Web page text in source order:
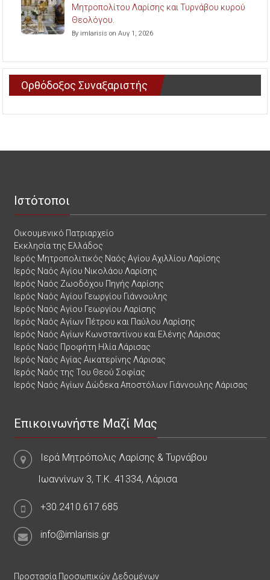
Μητροπολίτου Λαρίσης και Τυρνάβου κυρού
Θεολόγου.
By imlarisis on Αυγ 1, 2026
Ορθόδοξος Συναξαριστής
Ιστότοποι
Οικουμενικό Πατριαρχείο
Εκκλησία της Ελλάδος
Ιερός Μητροπολιτικός Ναός Αγίου Αχιλλίου Λαρίσης
Ιερός Ναός Αγίου Νικολάου Λαρίσης
Ιερός Ναός Ζωοδόχου Πηγής Λαρίσης
Ιερός Ναός Αγίου Γεωργίου Γιάννουλης
Ιερός Ναός Αγίου Γεωργίου Λαρίσης
Ιερός Ναός Αγίων Πέτρου και Παύλου Λαρίσης
Ιερός Ναός Αγίων Κωνσταντίνου και Ελένης Λάρισας
Ιερός Ναός Προφήτη Ηλία Λάρισας
Ιερός Ναός Αγίας Αικατερίνης Λάρισας
Ιερός Ναός της Του Θεού Σοφίας
Ιερός Ναός Αγίων Δώδεκα Αποστόλων Γιάννουλης Λάρισας
Επικοινωνήστε Μαζί Μας
Ιερά Μητρόπολις Λαρίσης & Τυρνάβου
Ιωαννίνων 3, Τ.Κ. 41334, Λάρισα
+30.2410.617.685
info@imlarisis.gr
Προστασία Προσωπικών Δεδομένων